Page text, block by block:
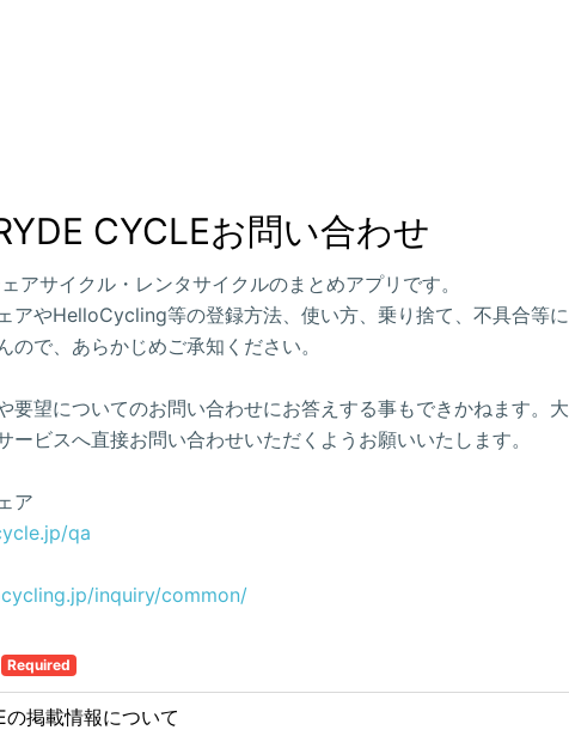
CYCLEお問い合わせ
アサイクル・レンタサイクルのまとめアプリです。
アやHelloCycling等の登録方法、使い方、乗り捨て、不具合等に
ので、あらかじめご承知ください。
要望についてのお問い合わせにお答えする事もできかねます。大
ービスへ直接お問い合わせいただくようお願いいたします。
ア
qa
inquiry/common/
Required
の掲載情報について